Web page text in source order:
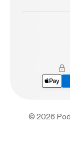
© 2026